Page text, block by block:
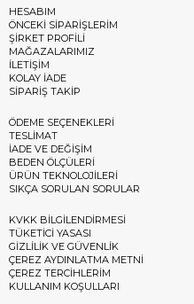
HESABIM
ÖNCEKİ SİPARİŞLERİM
ŞİRKET PROFİLİ
MAĞAZALARIMIZ
İLETİŞİM
KOLAY İADE
SİPARİŞ TAKİP
ÖDEME SEÇENEKLERİ
TESLİMAT
İADE VE DEĞİŞİM
BEDEN ÖLÇÜLERİ
ÜRÜN TEKNOLOJİLERİ
SIKÇA SORULAN SORULAR
KVKK BİLGİLENDİRMESİ
TÜKETİCİ YASASI
GİZLİLİK VE GÜVENLİK
ÇEREZ AYDINLATMA METNİ
ÇEREZ TERCİHLERİM
KULLANIM KOŞULLARI